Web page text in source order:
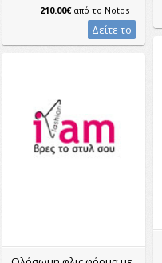
210.00€από το Notos
Δείτε το